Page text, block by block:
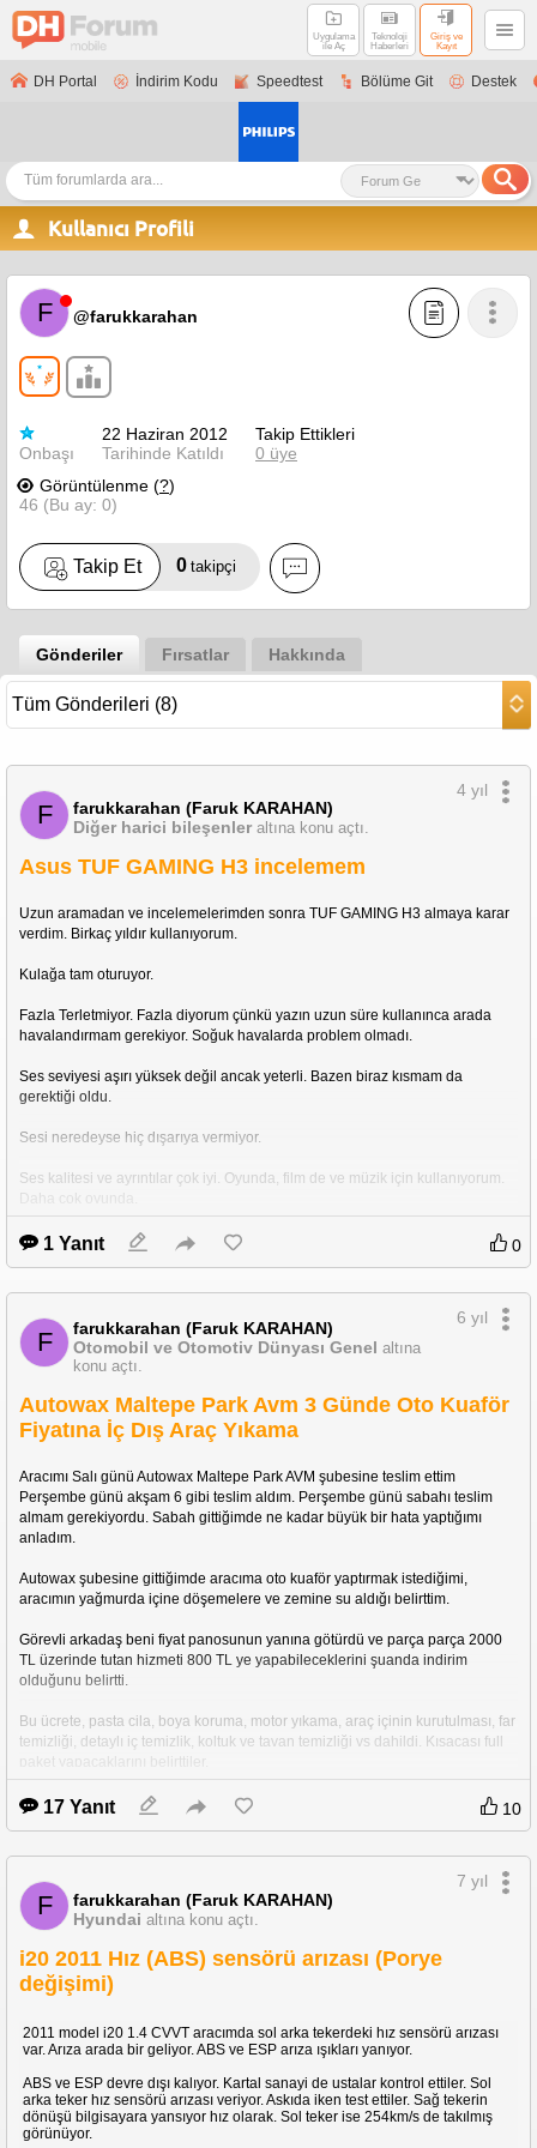
Uygulama
ile Aç
Teknoloji
Haberleri
Giriş ve
Kayıt
DH Portal İndirim Kodu Speedtest Bölüme Git Destek
Kullanıcı Profili
F @farukkarahan
Onbaşı
22 Haziran 2012
Tarihinde Katıldı
Takip Ettikleri
0 üye
Görüntülenme (?)
46 (Bu ay: 0)
Takip Et 0 takipçi
Gönderiler Fırsatlar Hakkında
F
farukkarahan (Faruk KARAHAN)
Diğer harici bileşenler altına konu açtı.
4 yıl
Asus TUF GAMING H3 incelemem
Uzun aramadan ve incelemelerimden sonra TUF GAMING H3 almaya karar
verdim. Birkaç yıldır kullanıyorum.
Kulağa tam oturuyor.
Fazla Terletmiyor. Fazla diyorum çünkü yazın uzun süre kullanınca arada
havalandırmam gerekiyor. Soğuk havalarda problem olmadı.
Ses seviyesi aşırı yüksek değil ancak yeterli. Bazen biraz kısmam da
gerektiği oldu.
Sesi neredeyse hiç dışarıya vermiyor.
Ses kalitesi ve ayrıntılar çok iyi. Oyunda, film de ve müzik için kullanıyorum.
Daha çok oyunda.
Malzeme kalitesi çok çok iyi. Görüntüsüne söylenecek söz yok. Benimkisi
Baş üstüne gelen kısmı yumuşak ve uzun süre kullanımda bile rahatsız
etmiyor.
Şuanda 6 adet kablolu ve kablosuz kulaklığım var farklı fiyat ve kalitelerde.
Bu kulaklık dan daha pahalı olanlar da var. Ama uzun süreli kullanımda ya
da oyun için bu kulaklık ideal.
1 Yanıt 0
F
farukkarahan (Faruk KARAHAN)
Otomobil ve Otomotiv Dünyası Genel altına
konu açtı.
6 yıl
Autowax Maltepe Park Avm 3 Günde Oto Kuaför
Fiyatına İç Dış Araç Yıkama
Aracımı Salı günü Autowax Maltepe Park AVM şubesine teslim ettim
Perşembe günü akşam 6 gibi teslim aldım. Perşembe günü sabahı teslim
almam gerekiyordu. Sabah gittiğimde ne kadar büyük bir hata yaptığımı
anladım.
Autowax şubesine gittiğimde aracıma oto kuaför yaptırmak istediğimi,
aracımın yağmurda içine döşemelere ve zemine su aldığı belirttim.
Görevli arkadaş beni fiyat panosunun yanına götürdü ve parça parça 2000
TL üzerinde tutan hizmeti 800 TL ye yapabileceklerini şuanda indirim
olduğunu belirtti.
Bu ücrete, pasta cila, boya koruma, motor yıkama, araç içinin kurutulması, far
temizliği, detaylı iç temizlik, koltuk ve tavan temizliği vs dahildi. Kısacası full
Eğer beğenmezseniz ücreti teslim alırken ödeyeceksiniz beğenmezseniz
700 TL ye anlaştık.
Perşembe sabahı saat 11 civarında aracımı teslim almak için gittim. Aracım
Farlardaki güneş lekeleri halen duruyor, pasta lekeleri ve izleri halan
Aracın içinde her tarafta yağımsı lekeler vardı. Camlar hiç temizlenmemişti
hatta bıraktığımdan daha da kirliydi. Müşteri geldiğinde camları temizleyip
koltuklara dokunulduğunda elleri tamamen ıslatacak kadar su duruyordu.
İnce çizikleri tamamen gideceğini bazı kalın çiziklere ise onlar kalem vs bir
şey ile gidereceklerini söylediler ama tüm çizikler hala duruyordu. Hatta
17 Yanıt 10
F
farukkarahan (Faruk KARAHAN)
Hyundai altına konu açtı.
7 yıl
i20 2011 Hız (ABS) sensörü arızası (Porye
değişimi)
2011 model i20 1.4 CVVT aracımda sol arka tekerdeki hız sensörü arızası
var. Arıza arada bir geliyor. ABS ve ESP arıza ışıkları yanıyor.
ABS ve ESP devre dışı kalıyor. Kartal sanayi de ustalar kontrol ettiler. Sol
arka teker hız sensörü arızası veriyor. Askıda iken test ettiler. Sağ tekerin
dönüşü bilgisayara yansıyor hız olarak. Sol teker ise 254km/s de takılmış
görünüyor.